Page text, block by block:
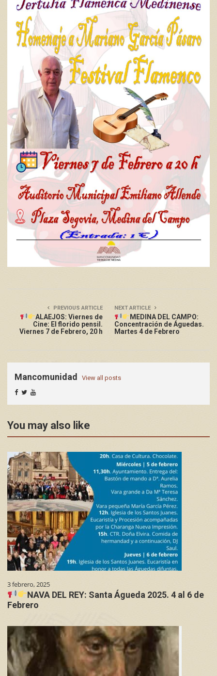
PREVIOUS ARTICLE
ALAEJOS: Viernes de
Cine: El florido pensil.
Viernes 7 de Febrero, 20 h
NEXT ARTICLE
MEDINA DEL CAMPO:
Concentración de Águedas.
Martes 4 de Febrero
Mancomunidad View all posts
You may also like
3 febrero, 2025
NAVA DEL REY: Santa Águeda 2025. 4 al 6 de
Febrero